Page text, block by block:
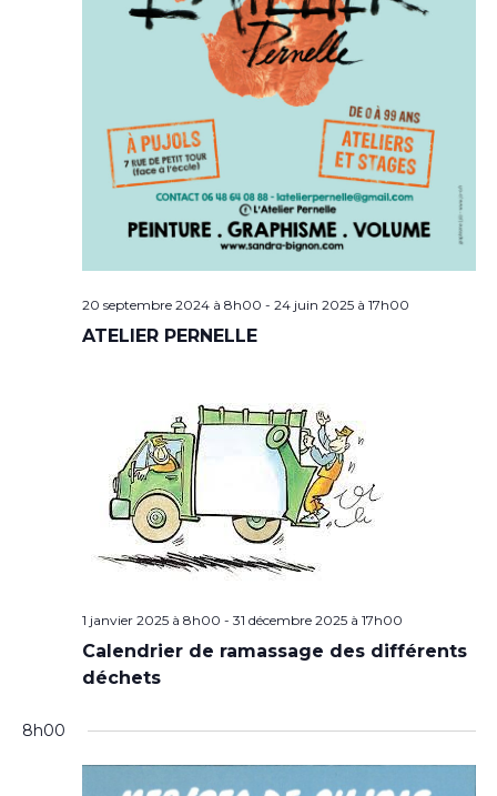
20 septembre 2024 à 8h00 - 24 juin 2025 à 17h00
ATELIER PERNELLE
1 janvier 2025 à 8h00 - 31 décembre 2025 à 17h00
Calendrier de ramassage des différents
déchets
8h00